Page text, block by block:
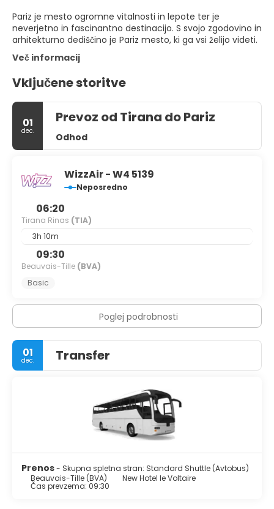
Pariz je mesto ogromne vitalnosti in lepote ter je
neverjetno in fascinantno destinacijo. S svojo zgodovino in
arhitekturno dediščino je Pariz mesto, ki ga vsi želijo videti.
Več informacij
Vključene storitve
01
dec.
Prevoz od Tirana do Pariz
Odhod
WizzAir - W4 5139
Neposredno
06:20
Tirana Rinas (TIA)
3h 10m
09:30
Beauvais-Tille (BVA)
Basic
Poglej podrobnosti
01
dec. Transfer
Prenos- Skupna spletna stran: Standard Shuttle (Avtobus)
Beauvais-Tille (BVA)
New Hotel le Voltaire
Čas prevzema: 09:30